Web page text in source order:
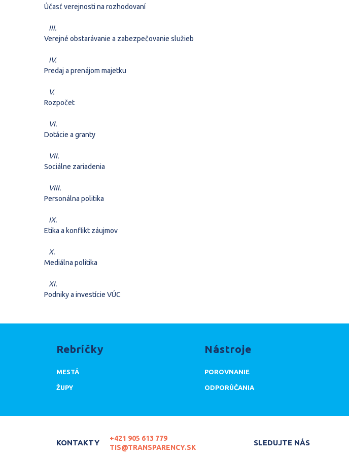
Účasť verejnosti na rozhodovaní
III.
Verejné obstarávanie a zabezpečovanie služieb
IV.
Predaj a prenájom majetku
V.
Rozpočet
VI.
Dotácie a granty
VII.
Sociálne zariadenia
VIII.
Personálna politika
IX.
Etika a konflikt záujmov
X.
Mediálna politika
XI.
Podniky a investície VÚC
Rebríčky
MESTÁ
ŽUPY
Nástroje
POROVNANIE
ODPORÚČANIA
KONTAKTY
+421 905 613 779
TIS@TRANSPARENCY.SK
SLEDUJTE NÁS